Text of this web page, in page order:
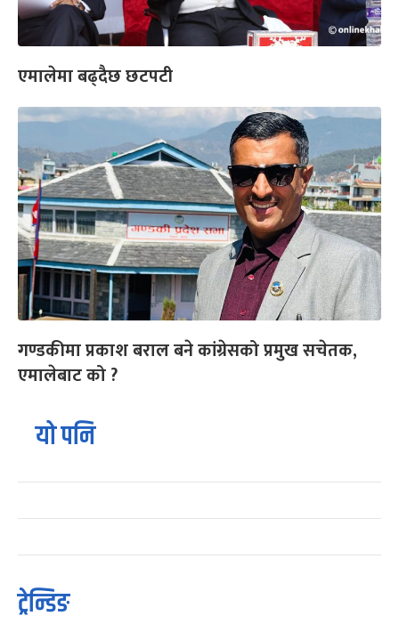
एमालेमा बढ्दैछ छटपटी
गण्डकीमा प्रकाश बराल बने कांग्रेसको प्रमुख सचेतक,
एमालेबाट को ?
यो पनि
ट्रेन्डिङ